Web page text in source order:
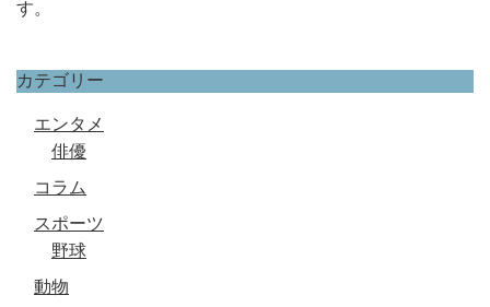
す。
カテゴリー
エンタメ
俳優
コラム
スポーツ
野球
動物